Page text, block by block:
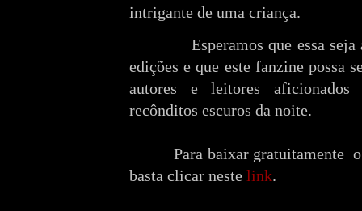
intrigante de uma criança.
Esperamos que essa
edições e que este fanzine possa
autores e leitores
recônditos escuros da noite.
Para baixar gratuitamente
basta clicar neste link.